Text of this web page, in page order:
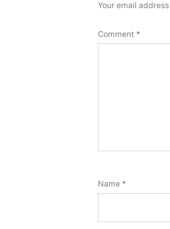
Your email
Comment *
Name *